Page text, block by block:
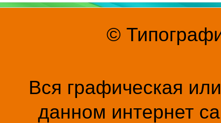
©
Вся графическая
данном интернет